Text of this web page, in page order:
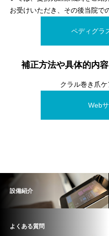
お受けいただき、その後当院で
ペディグラ
補正方法や具体的内
クラル巻き爪
Web
設備紹介
よくある質問